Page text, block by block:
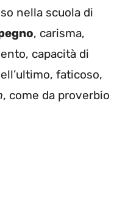
nella scuola di
, carisma,
capacità di
faticoso,
, come da proverbio